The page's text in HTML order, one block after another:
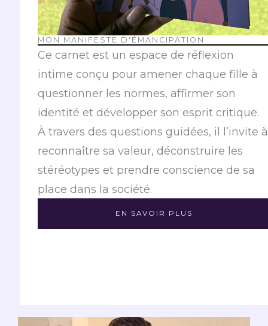
MON MANIFESTE D'ÉMANCIPATION
Ce carnet est un espace de réflexion
intime conçu pour amener chaque fille à
questionner les normes, affirmer son
identité et développer son esprit critique.
À travers des questions guidées, il l’invite à
reconnaître sa valeur, déconstruire les
stéréotypes et prendre conscience de sa
place dans la société.
EN SAVOIR PLUS